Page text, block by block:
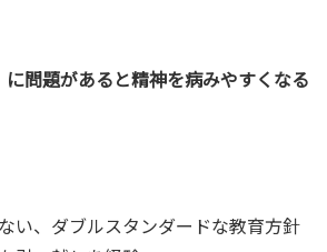
に問題があると精神を病みやすくなる
い、ダブルスタンダードな教育方針